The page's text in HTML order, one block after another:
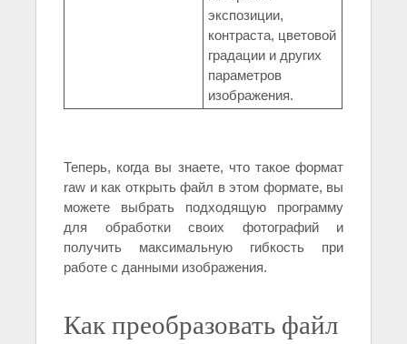
экспозиции,
контраста, цветовой
градации и других
параметров
изображения.
Теперь, когда вы знаете, что такое формат
raw и как открыть файл в этом формате, вы
можете выбрать подходящую программу
для обработки своих фотографий и
получить максимальную гибкость при
работе с данными изображения.
Как преобразовать файл